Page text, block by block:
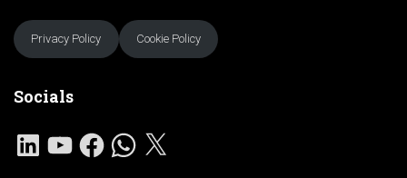
Privacy Policy Cookie Policy
Socials
L
Y
O
F
A
W
H
A
X